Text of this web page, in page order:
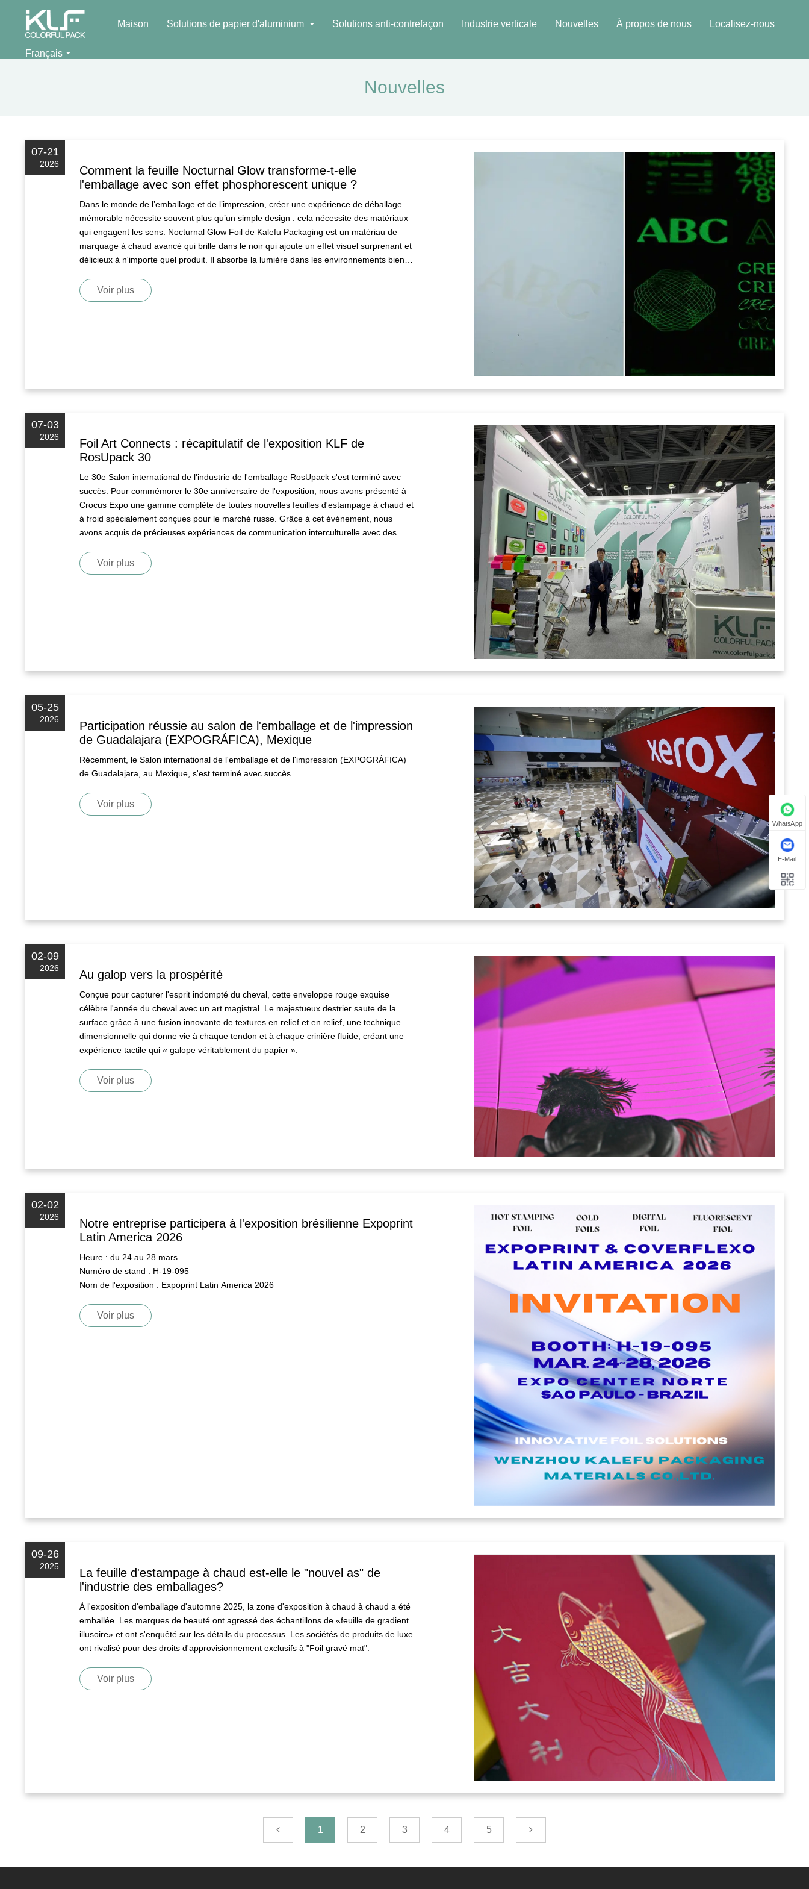
Maison Solutions de papier d'aluminium Solutions anti-contrefaçon Industrie verticale Nouvelles À propos de nous Localisez-nous
Français
Nouvelles
07-21
2026
Comment la feuille Nocturnal Glow transforme-t-elle
l'emballage avec son effet phosphorescent unique ?
Dans le monde de l’emballage et de l’impression, créer une expérience de déballage
mémorable nécessite souvent plus qu’un simple design : cela nécessite des matériaux
qui engagent les sens. Nocturnal Glow Foil de Kalefu Packaging est un matériau de
marquage à chaud avancé qui brille dans le noir qui ajoute un effet visuel surprenant et
délicieux à n'importe quel produit. Il absorbe la lumière dans les environnements bien
fonctionnement de ce matériau, ses principales applications et la valeur qu'il apporte à
des industries allant des produits de luxe et cosmétiques aux jouets et au bricolage.
Voir plus
07-03
2026
Foil Art Connects : récapitulatif de l'exposition KLF de
RosUpack 30
Le 30e Salon international de l'industrie de l'emballage RosUpack s'est terminé avec
succès. Pour commémorer le 30e anniversaire de l'exposition, nous avons présenté à
Crocus Expo une gamme complète de toutes nouvelles feuilles d'estampage à chaud et
à froid spécialement conçues pour le marché russe. Grâce à cet événement, nous
avons acquis de précieuses expériences de communication interculturelle avec des
Voir plus
05-25
2026
Participation réussie au salon de l'emballage et de l'impression
de Guadalajara (EXPOGRÁFICA), Mexique
Récemment, le Salon international de l'emballage et de l'impression (EXPOGRÁFICA)
de Guadalajara, au Mexique, s'est terminé avec succès.
Voir plus
02-09
2026 Au galop vers la prospérité
Conçue pour capturer l'esprit indompté du cheval, cette enveloppe rouge exquise
célèbre l'année du cheval avec un art magistral. Le majestueux destrier saute de la
surface grâce à une fusion innovante de textures en relief et en relief, une technique
dimensionnelle qui donne vie à chaque tendon et à chaque crinière fluide, créant une
expérience tactile qui « galope véritablement du papier ».
Voir plus
02-02
2026
Notre entreprise participera à l'exposition brésilienne Expoprint
Latin America 2026
Heure : du 24 au 28 mars
Numéro de stand : H-19-095
Nom de l'exposition : Expoprint Latin America 2026
Voir plus
09-26
2025
La feuille d'estampage à chaud est-elle le "nouvel as" de
l'industrie des emballages?
À l'exposition d'emballage d'automne 2025, la zone d'exposition à chaud à chaud a été
emballée. Les marques de beauté ont agressé des échantillons de «feuille de gradient
illusoire» et ont s'enquêté sur les détails du processus. Les sociétés de produits de luxe
ont rivalisé pour des droits d'approvisionnement exclusifs à "Foil gravé mat".
Voir plus
1 2 3 4 5
WhatsApp
E-Mail